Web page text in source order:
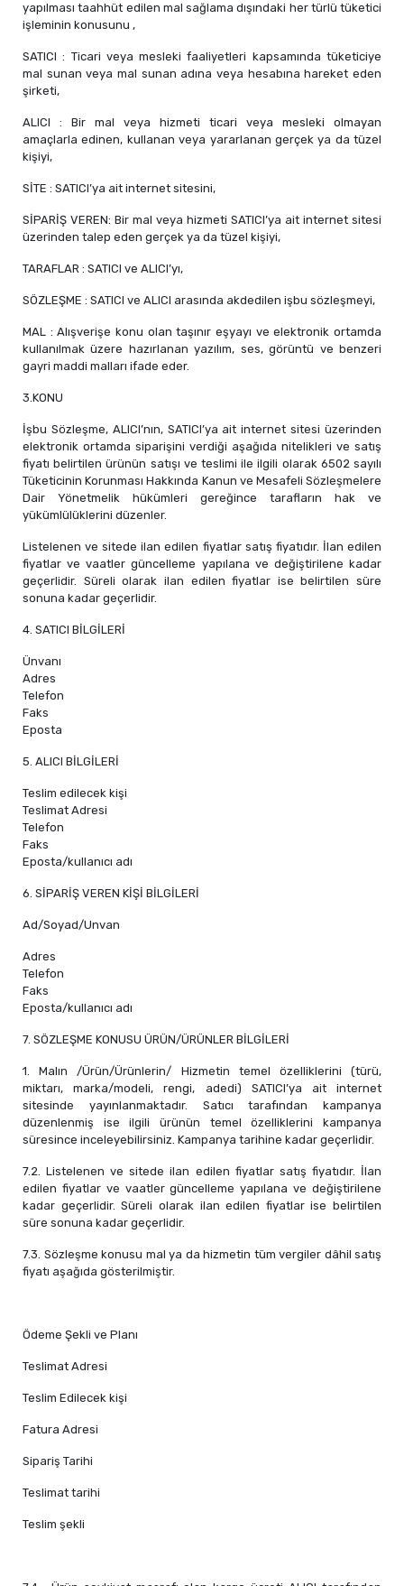
yapılması taahhüt edilen mal sağlama dışındaki her türlü tüketici
işleminin konusunu ,
SATICI : Ticari veya mesleki faaliyetleri kapsamında tüketiciye
mal sunan veya mal sunan adına veya hesabına hareket eden
şirketi,
ALICI : Bir mal veya hizmeti ticari veya mesleki olmayan
amaçlarla edinen, kullanan veya yararlanan gerçek ya da tüzel
kişiyi,
SİTE : SATICI’ya ait internet sitesini,
SİPARİŞ VEREN: Bir mal veya hizmeti SATICI’ya ait internet sitesi
üzerinden talep eden gerçek ya da tüzel kişiyi,
TARAFLAR : SATICI ve ALICI’yı,
SÖZLEŞME : SATICI ve ALICI arasında akdedilen işbu sözleşmeyi,
MAL : Alışverişe konu olan taşınır eşyayı ve elektronik ortamda
kullanılmak üzere hazırlanan yazılım, ses, görüntü ve benzeri
gayri maddi malları ifade eder.
3.KONU
İşbu Sözleşme, ALICI’nın, SATICI’ya ait internet sitesi üzerinden
elektronik ortamda siparişini verdiği aşağıda nitelikleri ve satış
fiyatı belirtilen ürünün satışı ve teslimi ile ilgili olarak 6502 sayılı
Tüketicinin Korunması Hakkında Kanun ve Mesafeli Sözleşmelere
Dair Yönetmelik hükümleri gereğince tarafların hak ve
yükümlülüklerini düzenler.
Listelenen ve sitede ilan edilen fiyatlar satış fiyatıdır. İlan edilen
fiyatlar ve vaatler güncelleme yapılana ve değiştirilene kadar
geçerlidir. Süreli olarak ilan edilen fiyatlar ise belirtilen süre
sonuna kadar geçerlidir.
4. SATICI BİLGİLERİ
Ünvanı
Adres
Telefon
Faks
Eposta
5. ALICI BİLGİLERİ
Teslim edilecek kişi
Teslimat Adresi
Telefon
Faks
Eposta/kullanıcı adı
6. SİPARİŞ VEREN KİŞİ BİLGİLERİ
Ad/Soyad/Unvan
Adres
Telefon
Faks
Eposta/kullanıcı adı
7. SÖZLEŞME KONUSU ÜRÜN/ÜRÜNLER BİLGİLERİ
1. Malın /Ürün/Ürünlerin/ Hizmetin temel özelliklerini (türü,
miktarı, marka/modeli, rengi, adedi) SATICI’ya ait internet
sitesinde yayınlanmaktadır. Satıcı tarafından kampanya
düzenlenmiş ise ilgili ürünün temel özelliklerini kampanya
süresince inceleyebilirsiniz. Kampanya tarihine kadar geçerlidir.
7.2. Listelenen ve sitede ilan edilen fiyatlar satış fiyatıdır. İlan
edilen fiyatlar ve vaatler güncelleme yapılana ve değiştirilene
kadar geçerlidir. Süreli olarak ilan edilen fiyatlar ise belirtilen
süre sonuna kadar geçerlidir.
7.3. Sözleşme konusu mal ya da hizmetin tüm vergiler dâhil satış
fiyatı aşağıda gösterilmiştir.
Ödeme Şekli ve Planı
Teslimat Adresi
Teslim Edilecek kişi
Fatura Adresi
Sipariş Tarihi
Teslimat tarihi
Teslim şekli